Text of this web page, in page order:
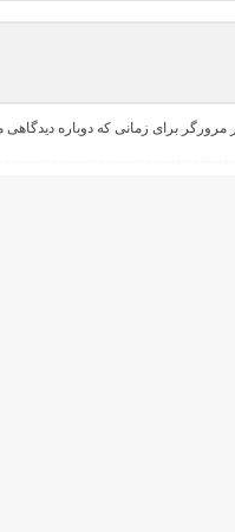
مرورگر برای زمانی که دوباره